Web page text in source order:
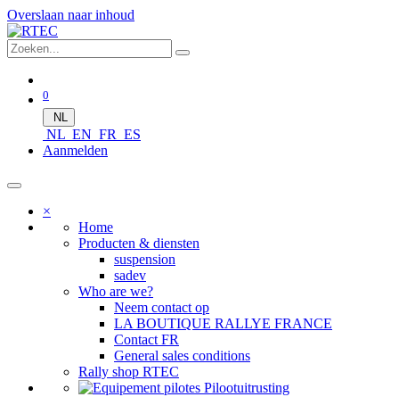
Overslaan naar inhoud
0
NL
NL EN FR ES
Aanmelden
×
Home
Producten & diensten
suspension
sadev
Who are we?
Neem contact op
LA BOUTIQUE RALLYE FRANCE
Contact FR
General sales conditions
Rally shop RTEC
Pilootuitrusting